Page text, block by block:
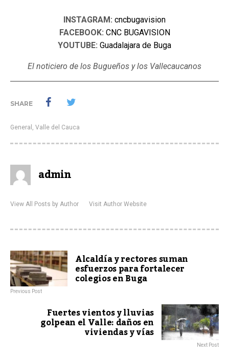
INSTAGRAM: cncbugavision
FACEBOOK: CNC BUGAVISION
YOUTUBE: Guadalajara de Buga
El noticiero de los Bugueños y los Vallecaucanos
SHARE
General , Valle del Cauca
admin
View All Posts by Author Visit Author Website
Alcaldía y rectores suman
esfuerzos para fortalecer
colegios en Buga
Previous Post
Fuertes vientos y lluvias
golpean el Valle: daños en
viviendas y vías
Next Post